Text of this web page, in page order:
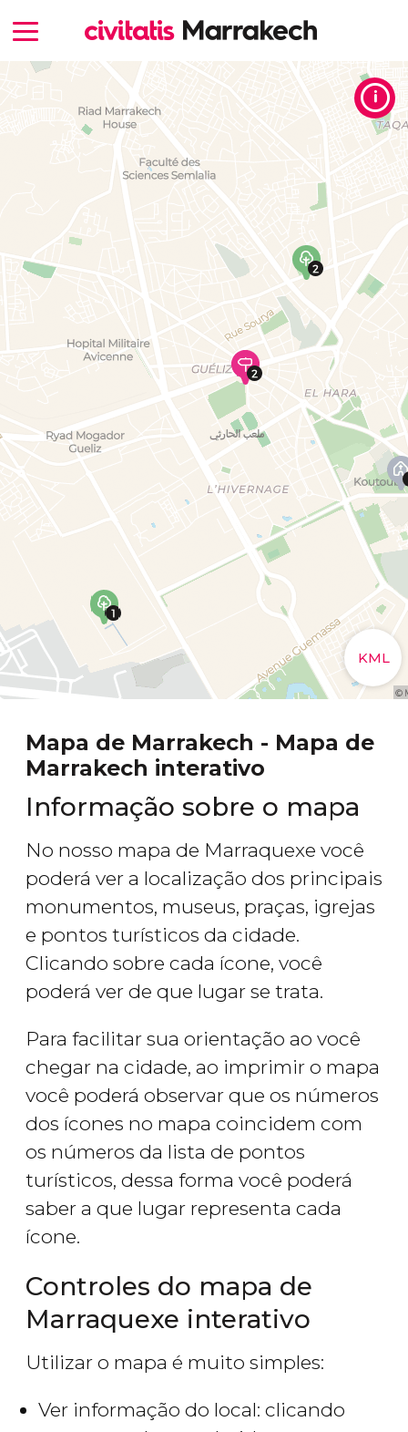
Mapa de Marrakech - Mapa de
Marrakech interativo
Informação sobre o mapa
No nosso mapa de Marraquexe você
poderá ver a localização dos principais
monumentos, museus, praças, igrejas
e pontos turísticos da cidade.
Clicando sobre cada ícone, você
poderá ver de que lugar se trata.
Para facilitar sua orientação ao você
chegar na cidade, ao imprimir o mapa
você poderá observar que os números
dos ícones no mapa coincidem com
os números da lista de pontos
turísticos, dessa forma você poderá
saber a que lugar representa cada
ícone.
Controles do mapa de
Marraquexe interativo
Utilizar o mapa é muito simples:
Ver informação do local: clicando